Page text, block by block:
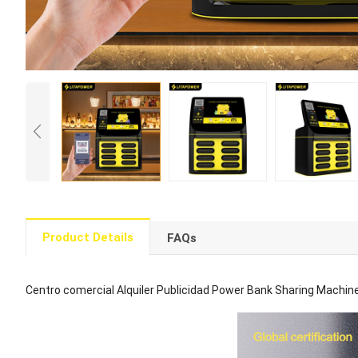
Product Details FAQs
Centro comercial Alquiler Publicidad Power Bank Sharing